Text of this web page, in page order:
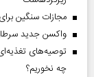
مجازات سنگین
واکسن جدید
چه نخوریم؟